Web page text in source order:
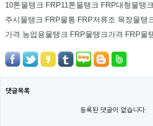
10톤물탱크 FRP11톤물탱크 FRP대형물탱
주시물탱크 FRP물통 FRP저류조 목장물탱
가격 농업용물탱크 FRP물탱크가격 FRP물
댓글목록
등록된 댓글이 없습니다.